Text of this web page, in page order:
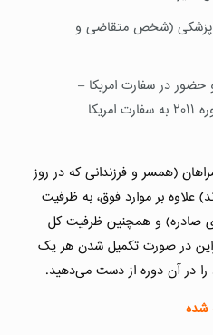
پزشکی (شخص متقاضی و
حضور در سفارت امریکا –
حدود ۲۵% از برندگان ایرانی دوره ۲۰۱۱ به سفارت امریکا
(همسر و فرزندانی که در روز
زیر ۲۱ سال دارند) علاوه بر موارد فوق، به ظرفیت
کل ویزاهای صادره) و همچنین ظرفیت کل
بنابراین در صورت تکمیل شدن هر یک
در آن دوره از دست می‌دهید.
شده